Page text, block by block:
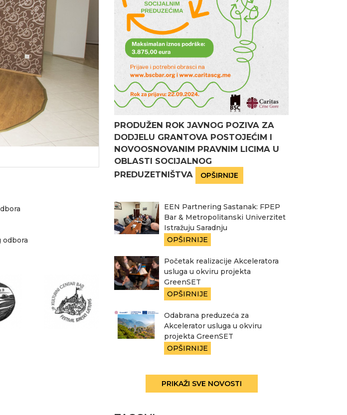
odbora
PRODUŽEN ROK JAVNOG POZIVA ZA
DODJELU GRANTOVA POSTOJEĆIM I
NOVOOSNOVANIM PRAVNIM LICIMA U
OBLASTI SOCIJALNOG
PREDUZETNIŠTVA
OPŠIRNIJE
EEN Partnering Sastanak: FPEP
Bar & Metropolitanski Univerzitet
Istražuju Saradnju
OPŠIRNIJE
Početak realizacije Akceleratora
usluga u okviru projekta
GreenSET
OPŠIRNIJE
Odabrana preduzeća za
Akcelerator usluga u okviru
projekta GreenSET
OPŠIRNIJE
PRIKAŽI SVE NOVOSTI